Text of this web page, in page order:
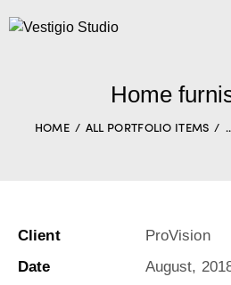
Home
HOME ALL PORTFOLIO ITEMS
Client
ProVision
Date
August,